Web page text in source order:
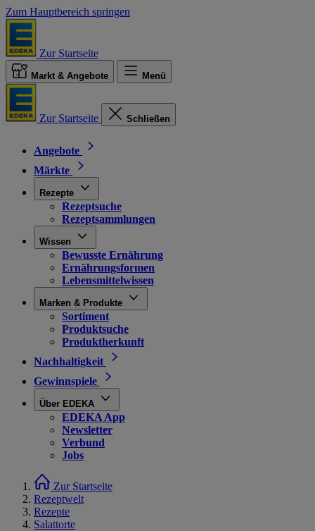
Zum Hauptbereich springen
Zur Startseite
Markt & Angebote Menü
Zur Startseite Schließen
Angebote
Märkte
Rezepte
Rezeptsuche
Rezeptsammlungen
Wissen
Bewusste Ernährung
Ernährungsformen
Lebensmittelwissen
Marken & Produkte
Sortiment
Produktsuche
Produktherkunft
Nachhaltigkeit
Gewinnspiele
Über EDEKA
EDEKA App
Newsletter
Verbund
Jobs
Zur Startseite
Rezeptwelt
Rezepte
Salattorte